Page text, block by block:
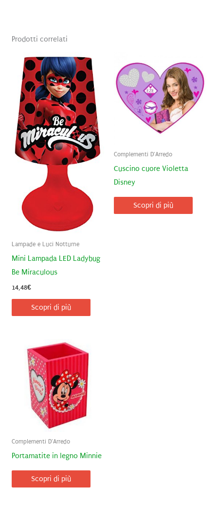
Prodotti correlati
Lampade e Luci Notturne
Mini Lampada LED Ladybug
Be Miraculous
14,48€
Scopri di più
Complementi D'Arredo
Cuscino cuore Violetta
Disney
Scopri di più
Complementi D'Arredo
Portamatite in legno Minnie
Scopri di più